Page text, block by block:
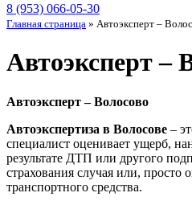
8 (953) 066-05-30
Главная страница » Автоэксперт –
Автоэксперт –
Автоэксперт – Волосово
Автоэкспертиза в Волосове –
специалист оценивает ущерб,
результате ДТП или другого
страхования случая или, просто
транспортного средства.